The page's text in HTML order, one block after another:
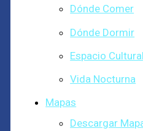
Dónde Comer
Dónde Dormir
Espacio Cultural
Vida Nocturna
Mapas
Descargar